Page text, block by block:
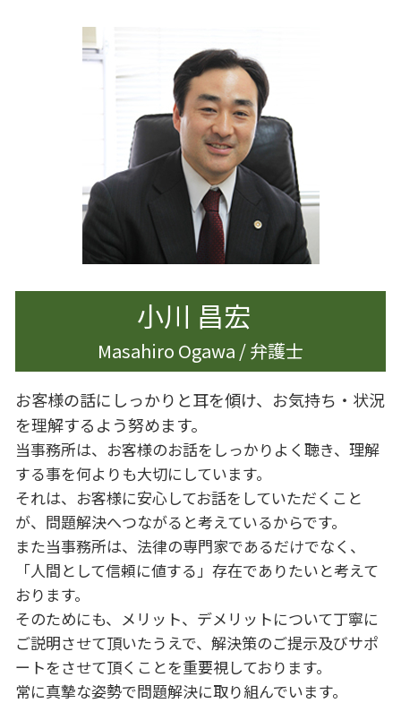
著作権 著作者人格権
企業法務 株主総会
事業承継 弁護士
就業規則 不利益変更
遺言書作成 杉並区
相続 贈与 生前対策
遺言書作成 世田谷区
遺産分割 預貯金
相続人 行方不明
相続 調停 流れ
遺産分割 割合
離婚 会社 手続き
離婚 影響
離婚したい 男
離婚 男 不利
離婚 家 名義変更
離婚調停 別居
小川 昌宏
Masahiro Ogawa / 弁護士
お客様の話にしっかりと耳を傾け、お気持ち・状況
を理解するよう努めます。
当事務所は、お客様のお話をしっかりよく聴き、理解
する事を何よりも大切にしています。
それは、お客様に安心してお話をしていただくこと
が、問題解決へつながると考えているからです。
また当事務所は、法律の専門家であるだけでなく、
「人間として信頼に値する」存在でありたいと考えて
おります。
そのためにも、メリット、デメリットについて丁寧に
ご説明させて頂いたうえで、解決策のご提示及びサポ
ートをさせて頂くことを重要視しております。
常に真摯な姿勢で問題解決に取り組んでいます。